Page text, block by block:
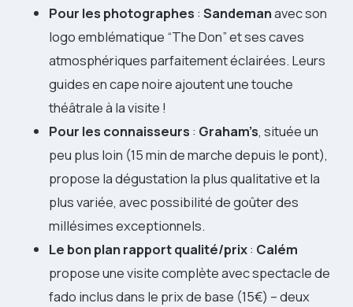
Pour les photographes : Sandemanavec son
logo emblématique “The Don” et ses caves
atmosphériques parfaitement éclairées. Leurs
guides en cape noire ajoutent une touche
théâtrale à la visite !
Pour les connaisseurs : Graham’s, située un
peu plus loin (15 min de marche depuis le pont),
propose la dégustation la plus qualitative et la
plus variée, avec possibilité de goûter des
millésimes exceptionnels.
Le bon plan rapport qualité/prix: Calém
propose une visite complète avec spectacle de
fado inclus dans le prix de base (15€) – deux